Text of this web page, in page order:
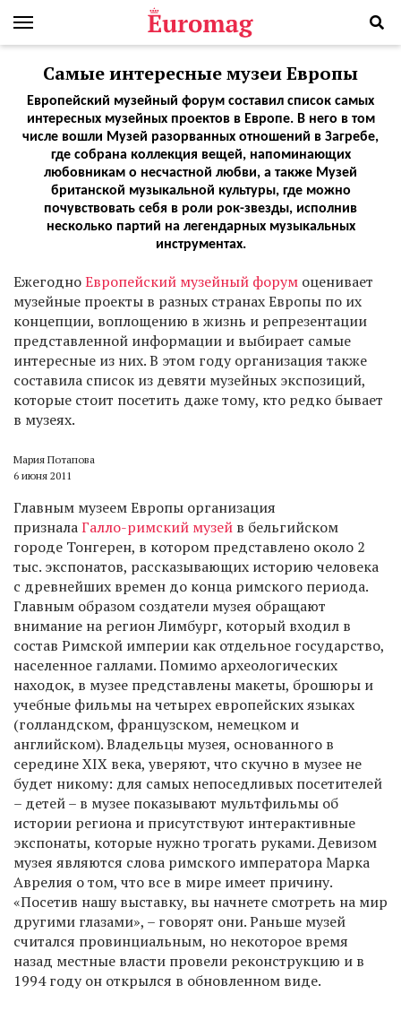
Самые интересные музеи Европы
Европейский музейный форум составил список самых
интересных музейных проектов в Европе. В него в том
числе вошли Музей разорванных отношений в Загребе,
где собрана коллекция вещей, напоминающих
любовникам о несчастной любви, а также Музей
британской музыкальной культуры, где можно
почувствовать себя в роли рок-звезды, исполнив
несколько партий на легендарных музыкальных
инструментах.
ЕжегодноЕвропейский музейный форум оценивает
музейные проекты в разных странах Европы по их
концепции, воплощению в жизнь и репрезентации
представленной информации и выбирает самые
интересные из них. В этом году организация также
составила список из девяти музейных экспозиций,
которые стоит посетить даже тому, кто редко бывает
в музеях.
Мария Потапова
6 июня 2011
Главным музеем Европы организация
призналаГалло-римский музей в бельгийском
городе Тонгерен, в котором представлено около 2
тыс. экспонатов, рассказывающих историю человека
с древнейших времен до конца римского периода.
Главным образом создатели музея обращают
внимание на регион Лимбург, который входил в
состав Римской империи как отдельное государство,
населенное галлами. Помимо археологических
находок, в музее представлены макеты, брошюры и
учебные фильмы на четырех европейских языках
(голландском, французском, немецком и
английском). Владельцы музея, основанного в
середине XIX века, уверяют, что скучно в музее не
будет никому: для самых непоседливых посетителей
– детей – в музее показывают мультфильмы об
истории региона и присутствуют интерактивные
экспонаты, которые нужно трогать руками. Девизом
музея являются слова римского императора Марка
Аврелия о том, что все в мире имеет причину.
«Посетив нашу выставку, вы начнете смотреть на мир
другими глазами», – говорят они. Раньше музей
считался провинциальным, но некоторое время
назад местные власти провели реконструкцию и в
1994 году он открылся в обновленном виде.